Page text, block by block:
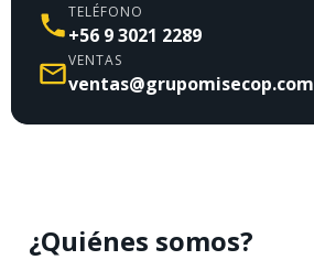
TELÉFONO
+56 9 3021 2289
VENTAS
ventas@grupomisecop.com
¿Quiénes somos?